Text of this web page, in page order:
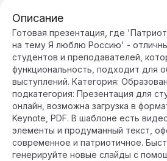
Описание
Готовая презентация, где
на тему Я люблю Россию' -
студентов и преподавателей,
функциональность, подходит для
выступлений. Категория:
подкатегория: Презентация для
онлайн, возможна загрузка в
Keynote, PDF. В шаблоне есть
элементы и продуманный текст,
современное и патриотичное.
генерируйте новые слайды с